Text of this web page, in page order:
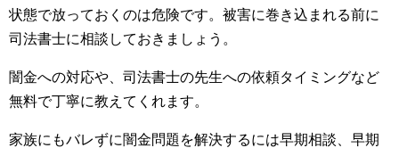
状態で放っておくのは危険です。被害に巻き込まれる前に
司法書士に相談しておきましょう。
闇金への対応や、司法書士の先生への依頼タイミングなど
無料で丁寧に教えてくれます。
家族にもバレずに闇金問題を解決するには早期相談、早期